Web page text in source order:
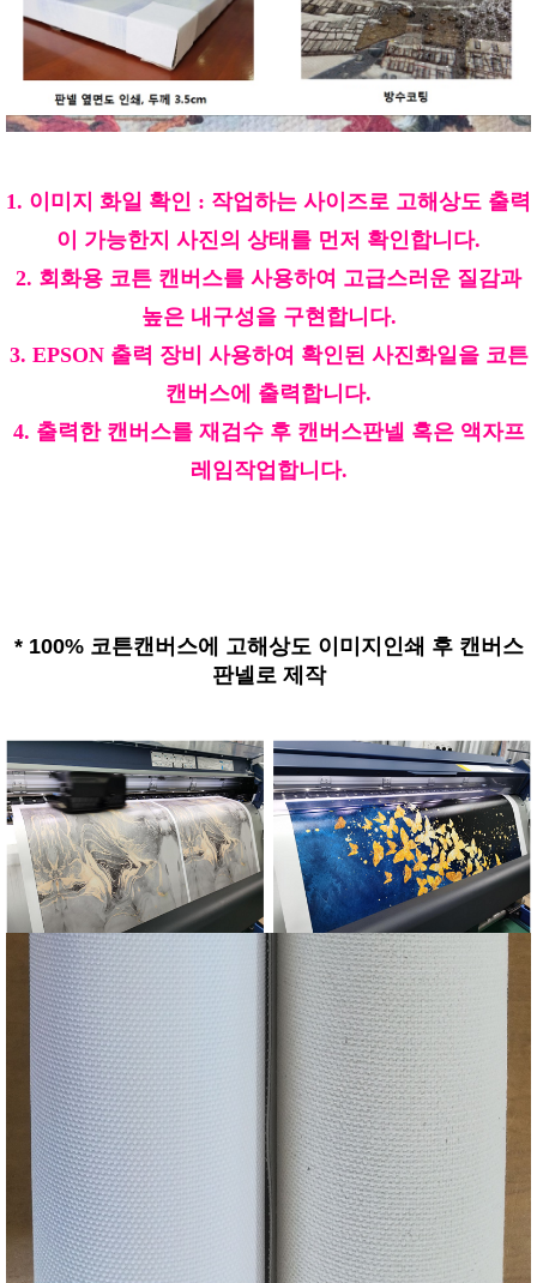
1. 이미지 화일 확인 : 작업하는 사이즈로 고해상도 출력
이 가능한지 사진의 상태를 먼저 확인합니다.
2. 회화용 코튼 캔버스를 사용하여 고급스러운 질감과
높은 내구성을 구현합니다.
3. EPSON 출력 장비 사용하여 확인된 사진화일을 코튼
캔버스에 출력합니다.
4. 출력한 캔버스를 재검수 후 캔버스판넬 혹은 액자프
레임작업합니다.
* 100% 코튼캔버스에 고해상도 이미지인쇄 후 캔버스
판넬로 제작